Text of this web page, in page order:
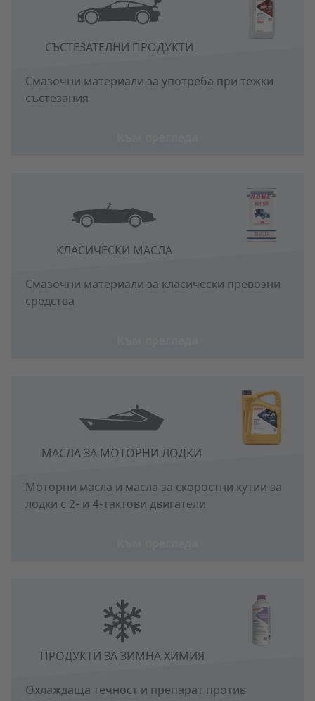
СЪСТЕЗАТЕЛНИ ПРОДУКТИ
Смазочни материали за употреба при тежки
състезания
КЛАСИЧЕСКИ МАСЛА
Смазочни материали за класически превозни
средства
МАСЛА ЗА МОТОРНИ ЛОДКИ
Моторни масла и масла за скоростни кутии за
лодки с 2- и 4-тактови двигатели
ПРОДУКТИ ЗА ЗИМНА ХИМИЯ
Охлаждаща течност и препарат против